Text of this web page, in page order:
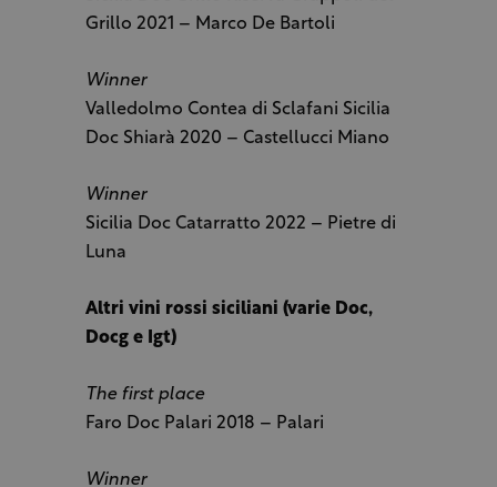
Grillo 2021 – Marco De Bartoli
Winner
Valledolmo Contea di Sclafani Sicilia
Doc Shiarà 2020 – Castellucci Miano
Winner
Sicilia Doc Catarratto 2022 – Pietre di
Luna
Altri vini rossi siciliani (varie Doc,
Docg e Igt)
The first place
Faro Doc Palari 2018 – Palari
Winner